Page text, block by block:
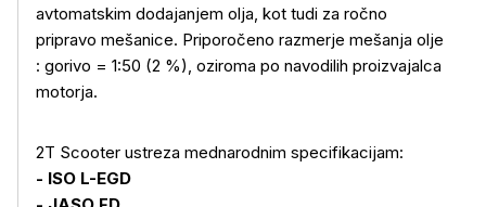
avtomatskim dodajanjem olja, kot tudi za ročno
pripravo mešanice. Priporočeno razmerje mešanja olje
: gorivo = 1:50 (2 %), oziroma po navodilih proizvajalca
motorja.
2T Scooter ustreza mednarodnim specifikacijam:
- ISO L-EGD